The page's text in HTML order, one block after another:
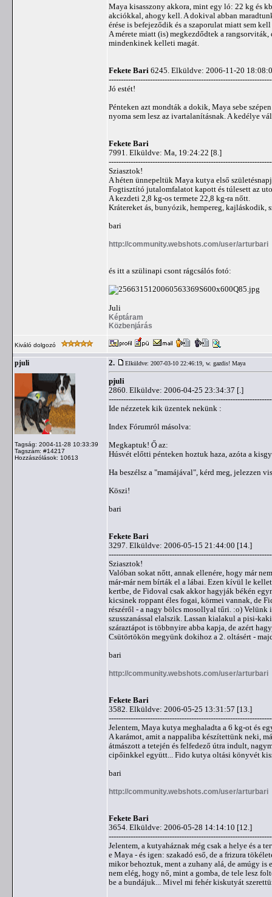
Maya kisasszony akkora, mint egy ló: 22 kg és
akciókkal, ahogy kell. A dokival abban
érése is befejeződik és a szaporulat miatt sem
A mérete miatt (is) megkezdődtek a
mindenkinek kelleti magát.
Fekete Bari 6245. Elküldve: 2006-11-20
Jó estét!
Pénteken azt mondták a dokik, Maya sebe
nyoma sem lesz az ivartalanításnak. A kedélye
Fekete Bari
7991. Elküldve: Ma, 19:24:22 [8.]
Sziasztok!
A héten ünnepeltük Maya kutya első
Fogtisztító jutalomfalatot kapott és túlesett az
A kezdeti 2,8 kg-os termete 22,8 kg-ra nőtt.
Krátereket ás, bunyózik, hempereg, kajláskodik,
bari
http://community.webshots.com/user/arturbari
és itt a szülinapi csont rágcsálós fotó:
Juli
Képtáram
Közbenjárás
Kiváló dolgozó
pjuli
Tagság: 2004-11-28 10:33:39
Tagszám: #14217
Hozzászólások: 10613
2. Elküldve: 2007-03-10 22:46:19, w. gazdis! Maya
pjuli
2860. Elküldve: 2006-04-25 23:34:37 [.]
Ide nézzetek kik üzentek nekünk :
Index Fórumról másolva:
Megkaptuk! Ő az:
Húsvét előtti pénteken hoztuk haza, azóta a
Ha beszélsz a "mamájával", kérd meg, jelezzen
Köszi!
bari
Fekete Bari
3297. Elküldve: 2006-05-15 21:44:00 [14.]
Sziasztok!
Valóban sokat nőtt, annak ellenére, hogy már
már-már nem bírták el a lábai. Ezen kívül le
kertbe, de Fidoval csak akkor hagyják békén
kicsinek roppant éles fogai, körmei vannak, de
részéről - a nagy bölcs mosollyal tűri. :o) Velünk
szusszanással elalszik. Lassan kialakul a pisi-
száraztápot is többnyire abba kapja, de azért
Csütörtökön megyünk dokihoz a 2. oltásért -
bari
http://community.webshots.com/user/arturbari
Fekete Bari
3582. Elküldve: 2006-05-25 13:31:57 [13.]
Jelentem, Maya kutya meghaladta a 6 kg-ot és
A karámot, amit a nappaliba készítettünk neki,
átmászott a tetején és felfedező útra indult,
cipőinkkel együtt... Fido kutya oltási könyvét
bari
http://community.webshots.com/user/arturbari
Fekete Bari
3654. Elküldve: 2006-05-28 14:14:10 [12.]
Jelentem, a kutyaháznak még csak a helye és
e Maya - és igen: szakadó eső, de a frizura
mikor behoztuk, ment a zuhany alá, de amúgy is
nem elég, hogy nő, mint a gomba, de tele lesz
be a bundájuk... Mivel mi fehér kiskutyát